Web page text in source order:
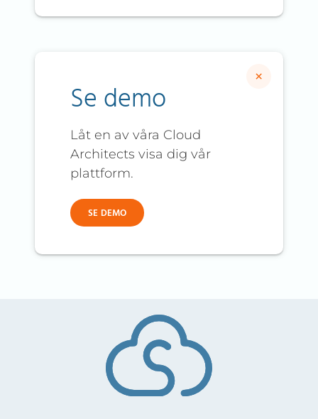
Se demo
Låt en av våra Cloud
Architects visa dig vår
plattform.
SE DEMO
×